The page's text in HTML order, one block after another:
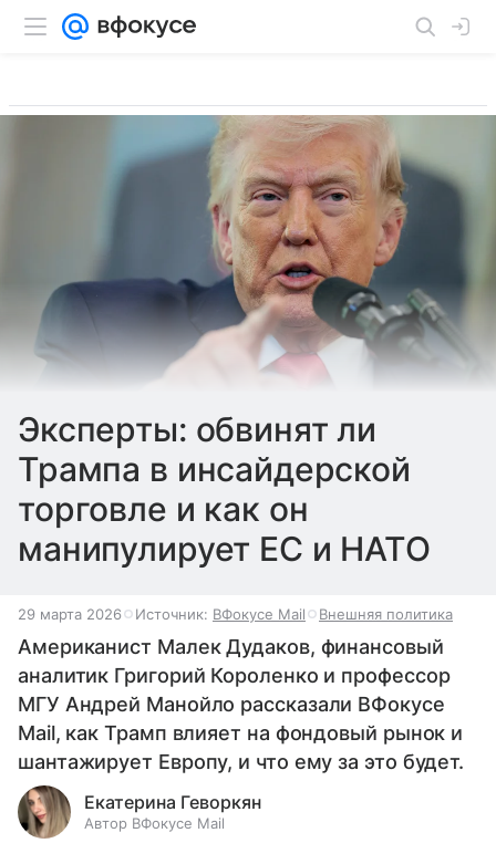
Эксперты: обвинят ли
Трампа в инсайдерской
торговле и как он
манипулирует ЕС и НАТО
29 марта 2026 Источник: ВФокусе Mail Внешняя политика
Американист Малек Дудаков, финансовый
аналитик Григорий Короленко и профессор
МГУ Андрей Манойло рассказали ВФокусе
Mail, как Трамп влияет на фондовый рынок и
шантажирует Европу, и что ему за это будет.
Екатерина Геворкян
Автор ВФокусе Mail